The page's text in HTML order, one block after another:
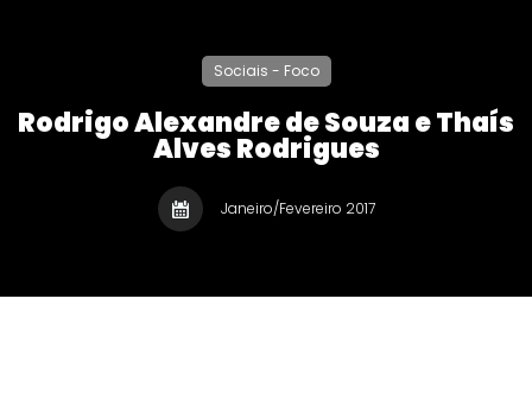
Contato
Sociais - Foco
Rodrigo Alexandre de Souza e Thaís
Alves Rodrigues
Janeiro/Fevereiro 2017